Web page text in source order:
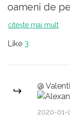
oameni de
Spune
Deci ea e
sa aibe
incurca.
Exact
citește mai mult
Like 3
@
2020-01-